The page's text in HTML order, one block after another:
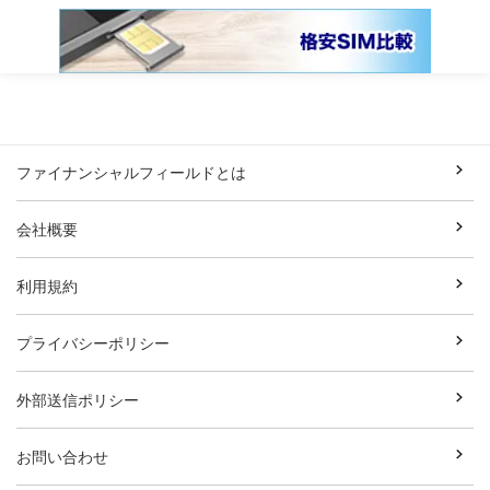
ファイナンシャルフィールドとは
会社概要
利用規約
プライバシーポリシー
外部送信ポリシー
お問い合わせ